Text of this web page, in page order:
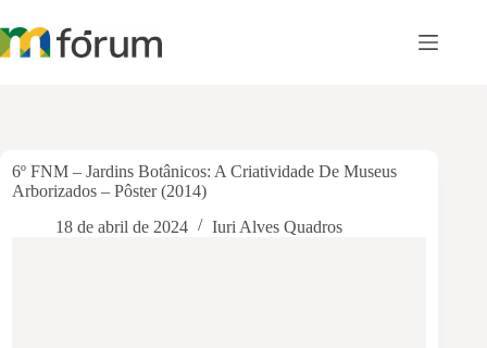
para
o
6º FNM – Jardins Botânicos: A Criatividade De Museus
Arborizados – Pôster (2014)
18 de abril de 2024
Iuri Alves Quadros